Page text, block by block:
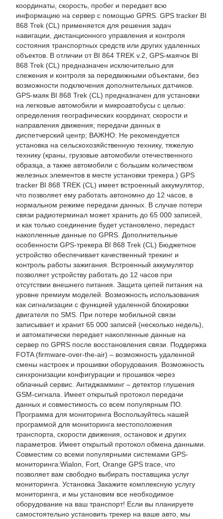
координаты, скорость, пробег и передает всю
информацию на сервер с помощью GPRS. GPS tracker BI
868 Trek (CL) применяется для решения задач
навигации, дистанционного управления и контроля
состояния транспортных средств или других удаленных
объектов. В отличии от BI 864 TREK v.2, GPS-маячок BI
868 Trek (CL) предназначен исключительно для
слежения и контроля за передвижными объектами, без
возможности подключения дополнительных датчиков.
GPS-маяк BI 868 Trek (CL) предназначен для установки
на легковые автомобили и микроавтобусы с целью:
определения географических координат, скорости и
направления движения; передачи данных в
диспетчерский центр; ВАЖНО: Не рекомендуется
установка на сельскохозяйственную технику, тяжелую
технику (краны, грузовые автомобили отечественного
образца, а также автомобили с большим количеством
железных элементов в месте установки трекера.) GPS
tracker BI 868 TREK (CL) имеет встроенный аккумулятор,
что позволяет ему работать автономно до 12 часов, в
нормальном режиме передачи данных. В случае потери
связи радиотерминал может хранить до 65 000 записей,
и как только соединение будет установлено, передаст
накопленные данные по GPRS. Дополнительные
особенности GPS-трекера BI 868 Trek (CL) Бюджетное
устройство обеспечивает качественный трекинг и
контроль работы зажигания. Встроенный аккумулятор
позволяет устройству работать до 12 часов при
отсутствии внешнего питания. Защита цепей питания на
уровне премиум моделей. Возможность использования
как сигнализации с функцией удаленной блокировки
двигателя по SMS. При потере мобильной связи
записывает и хранит 65 000 записей (несколько недель),
и автоматически передает накопленные данные на
сервер по GPRS после восстановления связи. Поддержка
FOTA (firmware-over-the-air) – возможность удаленной
смены настроек и прошивки оборудования. Возможность
синхронизации конфигурации и прошивок через
облачный сервис. Антиджамминг – детектор глушения
GSM-сигнала. Имеет открытый протокол передачи
данных и совместимость со всем популярным ПО.
Программа для мониторинга Воспользуйтесь нашей
программой для мониторинга местоположения
транспорта, скорости движения, остановок и других
параметров. Имеет открытый протокол обмена данными.
Совместим со всеми популярными системами GPS-
мониторинга:Wialon, Fort, Orange GPS trace, что
позволяет вам свободно выбирать поставщика услуг
мониторинга. Установка Закажите комплексную услугу
мониторинга, и мы установим все необходимое
оборудование на ваш транспорт! Если вы планируете
самостоятельно установить трекер на ваше авто, мы